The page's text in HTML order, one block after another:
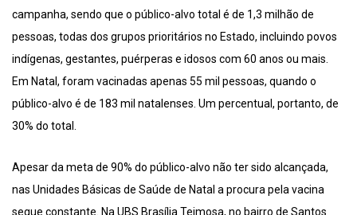
campanha, sendo que o público-alvo total é de 1,3 milhão de
pessoas, todas dos grupos prioritários no Estado, incluindo povos
indígenas, gestantes, puérperas e idosos com 60 anos ou mais.
Em Natal, foram vacinadas apenas 55 mil pessoas, quando o
público-alvo é de 183 mil natalenses. Um percentual, portanto, de
30% do total.
Apesar da meta de 90% do público-alvo não ter sido alcançada,
nas Unidades Básicas de Saúde de Natal a procura pela vacina
segue constante. Na UBS Brasília Teimosa, no bairro de Santos